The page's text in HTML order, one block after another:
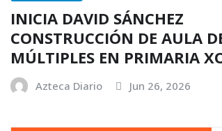
INICIA DAVID SÁNCHEZ
CONSTRUCCIÓN DE AULA
MÚLTIPLES EN PRIMARIA
Azteca Diario Jun 26, 2026